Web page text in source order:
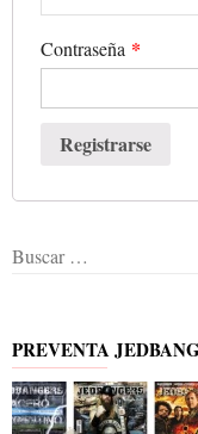
Contraseña *
Registrarse
Buscar:
PREVENTA